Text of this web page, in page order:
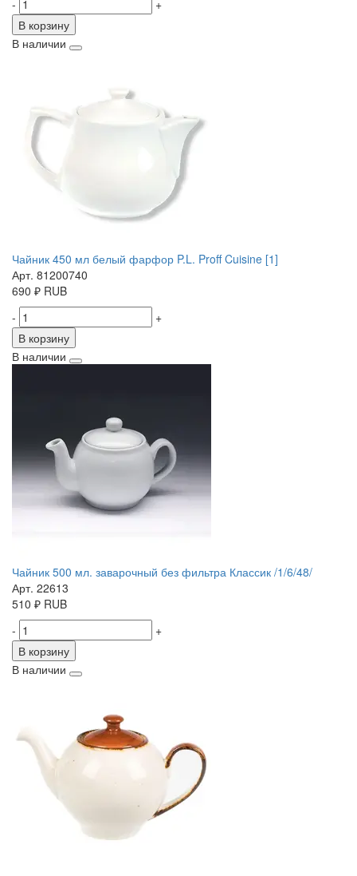
-
+
В корзину
В наличии
Чайник 450 мл белый фарфор P.L. Proff Cuisine [1]
Арт. 81200740
690 ₽ RUB
-
+
В корзину
В наличии
Чайник 500 мл. заварочный без фильтра Классик /1/6/48/
Арт. 22613
510 ₽ RUB
-
+
В корзину
В наличии